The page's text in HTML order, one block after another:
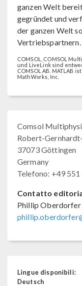
ganzen Welt
gegründet und
der ganzen Welt
Vertriebspartnern.
COMSOL, COMSOL
und LiveLink sind
COMSOL AB. MATLAB
MathWorks, Inc.
Comsol
Robert-
37073 Göttingen
Germany
Telefono: +49
Contatto
Phillip Oberdorfer
Lingue disponibili:
Deutsch